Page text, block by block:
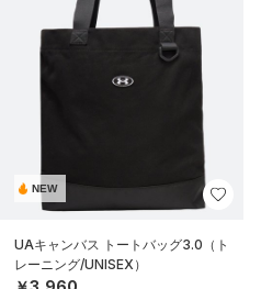
NEW
UAキャンバス トートバッグ3.0（ト
レーニング/UNISEX）